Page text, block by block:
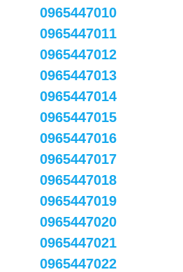
0965447010
0965447011
0965447012
0965447013
0965447014
0965447015
0965447016
0965447017
0965447018
0965447019
0965447020
0965447021
0965447022